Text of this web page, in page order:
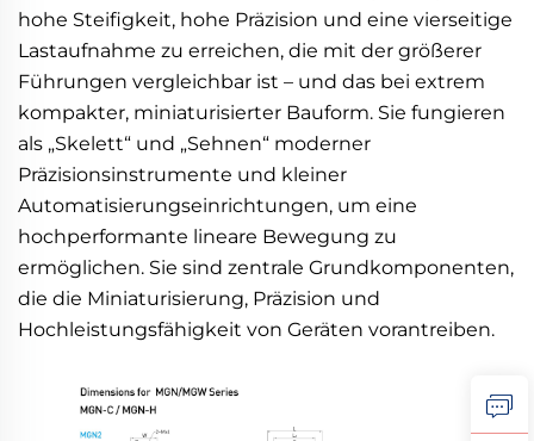
hohe Steifigkeit, hohe Präzision und eine vierseitige
Lastaufnahme zu erreichen, die mit der größerer
Führungen vergleichbar ist – und das bei extrem
kompakter, miniaturisierter Bauform. Sie fungieren
als „Skelett“ und „Sehnen“ moderner
Präzisionsinstrumente und kleiner
Automatisierungseinrichtungen, um eine
hochperformante lineare Bewegung zu
ermöglichen. Sie sind zentrale Grundkomponenten,
die die Miniaturisierung, Präzision und
Hochleistungsfähigkeit von Geräten vorantreiben.